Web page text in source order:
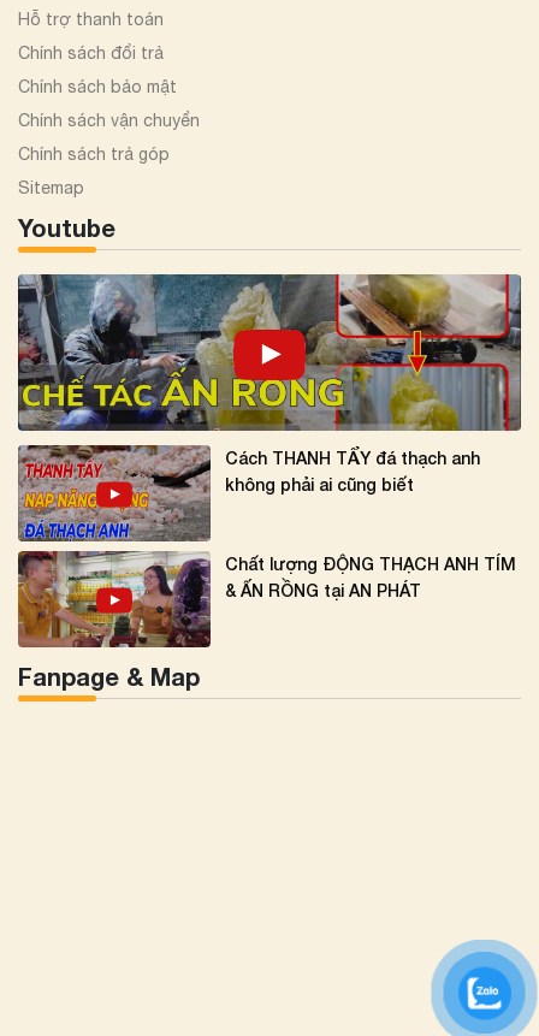
Hỗ trợ thanh toán
Chính sách đổi trả
Chính sách bảo mật
Chính sách vận chuyển
Chính sách trả góp
Sitemap
Youtube
Cách THANH TẨY đá thạch anh
không phải ai cũng biết
Chất lượng ĐỘNG THẠCH ANH TÍM
& ẤN RỒNG tại AN PHÁT
Fanpage & Map